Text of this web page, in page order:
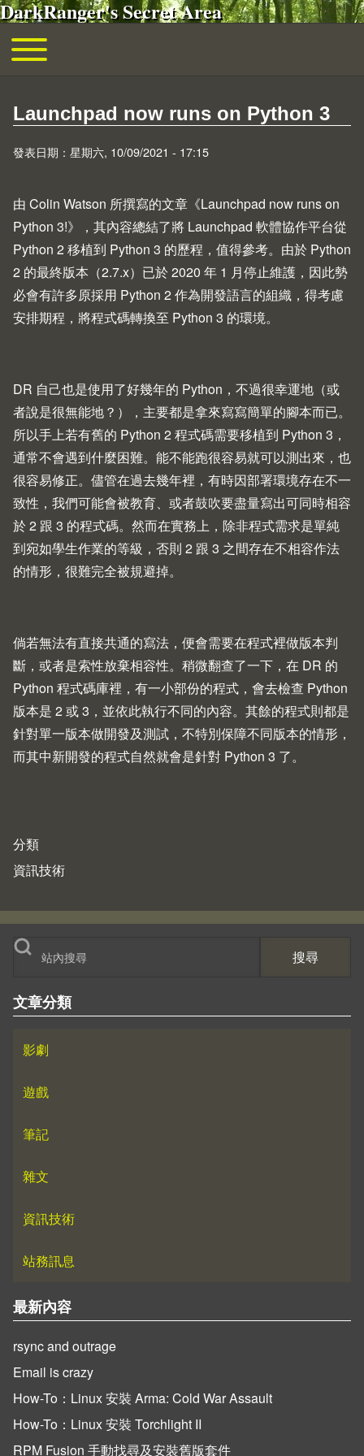
移至主內容
DarkRanger's Secret Area
主導覽
Toggle main menu
搜尋
文章分類
影劇
遊戲
筆記
雜文
資訊技術
站務訊息
最新內容
rsync and outrage
Email is crazy
How-To：Linux 安裝 Arma: Cold War Assault
How-To：Linux 安裝 Torchlight II
RPM Fusion 手動找尋及安裝舊版套件
Launchpad now runs on Python 3
發表日期：星期六, 10/09/2021 - 17:15
由 Colin Watson 所撰寫的文章《Launchpad now runs on
Python 3!》，其內容總結了將 Launchpad 軟體協作平台從
Python 2 移植到 Python 3 的歷程，值得參考。由於 Python
2 的最終版本（2.7.x）已於 2020 年 1 月停止維護，因此勢
必會有許多原採用 Python 2 作為開發語言的組織，得考慮
安排期程，將程式碼轉換至 Python 3 的環境。
DR 自己也是使用了好幾年的 Python，不過很幸運地（或
者說是很無能地？），主要都是拿來寫寫簡單的腳本而已。
所以手上若有舊的 Python 2 程式碼需要移植到 Python 3，
通常不會遇到什麼困難。能不能跑很容易就可以測出來，也
很容易修正。儘管在過去幾年裡，有時因部署環境存在不一
致性，我們可能會被教育、或者鼓吹要盡量寫出可同時相容
於 2 跟 3 的程式碼。然而在實務上，除非程式需求是單純
到宛如學生作業的等級，否則 2 跟 3 之間存在不相容作法
的情形，很難完全被規避掉。
倘若無法有直接共通的寫法，便會需要在程式裡做版本判
斷，或者是索性放棄相容性。稍微翻查了一下，在 DR 的
Python 程式碼庫裡，有一小部份的程式，會去檢查 Python
版本是 2 或 3，並依此執行不同的內容。其餘的程式則都是
針對單一版本做開發及測試，不特別保障不同版本的情形，
而其中新開發的程式自然就會是針對 Python 3 了。
分類
資訊技術